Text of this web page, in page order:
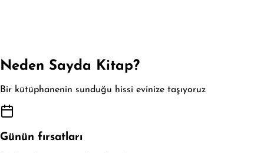
Neden Sayda Kitap?
Bir kütüphanenin sunduğu hissi evinize taşıyoruz
Günün fırsatları